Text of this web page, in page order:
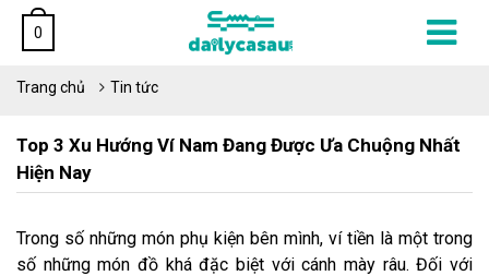
0
Trang chủ Tin tức
Top 3 Xu Hướng Ví Nam Đang Được Ưa Chuộng Nhất
Hiện Nay
Trong số những món phụ kiện bên mình, ví tiền là một trong
số những món đồ khá đặc biệt với cánh mày râu. Đối với